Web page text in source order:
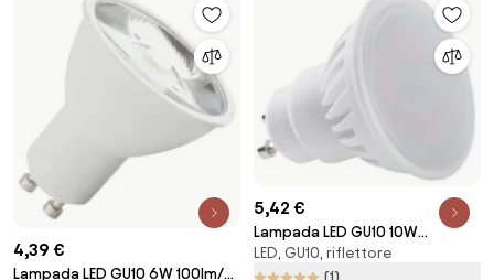
4,39 €
Lampada LED GU10 6W 100lm/W
5,42 €
Lampada LED GU10 10W
Ceramic 105lm/W - No Flickering
Colore Bianco Freddo 6.000K
LED, GU10, riflettore